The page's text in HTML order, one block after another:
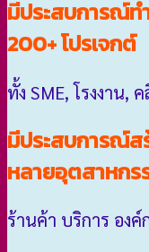
มีประสบการณ์ท
200+ โปรเจกต์
ทั้ง SME, โรงงาน,
มีประสบการณ์ส
หลายอุตสาหกร
ร้านค้า บริการ องค์